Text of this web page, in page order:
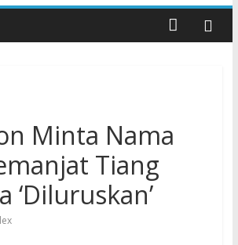
Semarakkan 11 Kota di Jawa Timur
UGM-Undana Jadi Pedoman Bangun
Minta Nama
Tiang
‘Diluruskan’